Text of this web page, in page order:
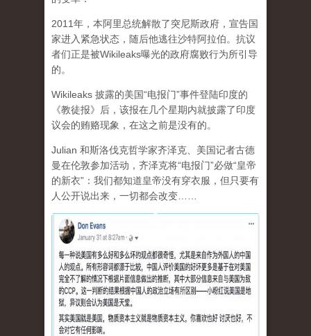
2011年，本阿里总统解散了突尼斯政府，宣告国
家进入紧急状态，随后他逃往沙特阿拉伯。抗议
者们正是被Wikileaks曝光的政府腐败行为所引导
的。
Wikileaks 披露的美国“电报门”事件登陆印度的
《教徒报》后，该报在几个星期内就披露了印度
议会的贿赂现象，在这之前是没有的。
Julian 和斯洛伐克哲学家齐泽克、美国记者古德
曼在伦敦参加活动，齐泽克将“电报门”必做“皇帝
的新衣”：我们都知道皇帝没有穿衣服，但只要有
人公开说出来，一切都会改变……